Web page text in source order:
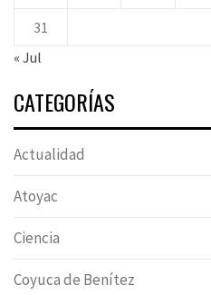
31
« Jul
CATEGORÍAS
Actualidad
Atoyac
Ciencia
Coyuca de Benítez